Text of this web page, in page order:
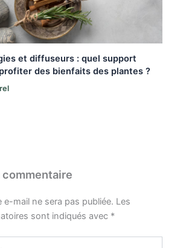
et diffuseurs : quel support
des bienfaits des plantes ?
commentaire
e-mail ne sera pas publiée. Les
sont indiqués avec *